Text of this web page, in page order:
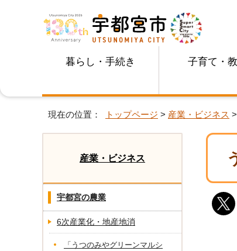
暮らし・手続き 子育て・
現在の位置： トップページ > 産業・ビジネス >
産業・ビジネス
宇都宮の農業
6次産業化・地産地消
「うつのみやグリーンマルシ